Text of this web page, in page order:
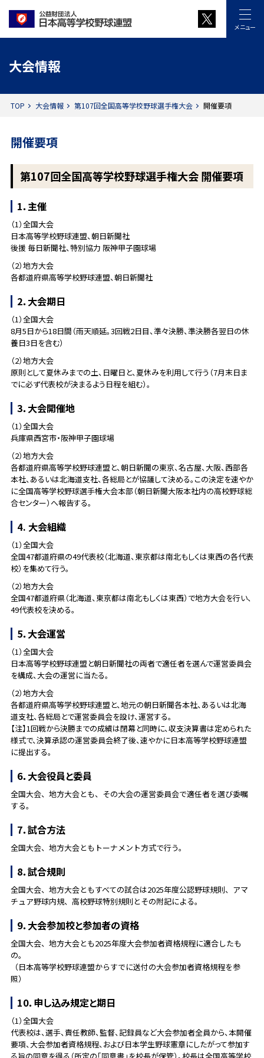
メニュー
大会情報
TOP 大会情報 第107回全国高等学校野球選手権大会 開催要項
開催要項
第107回全国高等学校野球選手権大会 開催要項
1．主催
（1）全国大会
日本高等学校野球連盟、朝日新聞社
後援 毎日新聞社、特別協力 阪神甲子園球場
（2）地方大会
各都道府県高等学校野球連盟、朝日新聞社
2．大会期日
（1）全国大会
8月5日から18日間（雨天順延。3回戦2日目、準々決勝、準決勝各翌日の休
養日3日を含む）
（2）地方大会
原則として夏休みまでの土、日曜日と、夏休みを利用して行う（7月末日ま
でに必ず代表校が決まるよう日程を組む）。
3．大会開催地
（1）全国大会
兵庫県西宮市・阪神甲子園球場
（2）地方大会
各都道府県高等学校野球連盟と、朝日新聞の東京、名古屋、大阪、西部各
本社、あるいは北海道支社、各総局とが協議して決める。この決定を速やか
に全国高等学校野球選手権大会本部（朝日新聞大阪本社内の高校野球総
合センター）へ報告する。
4. 大会組織
（1）全国大会
全国47都道府県の49代表校（北海道、東京都は南北もしくは東西の各代表
校）を集めて行う。
（2）地方大会
全国47都道府県（北海道、東京都は南北もしくは東西）で地方大会を行い、
49代表校を決める。
5．大会運営
（1）全国大会
日本高等学校野球連盟と朝日新聞社の両者で適任者を選んで運営委員会
を構成、大会の運営に当たる。
（2）地方大会
各都道府県高等学校野球連盟と、地元の朝日新聞各本社、あるいは北海
道支社、各総局とで運営委員会を設け、運営する。
【注】1回戦から決勝までの成績は閉幕と同時に、収支決算書は定められた
様式で、決算承認の運営委員会終了後、速やかに日本高等学校野球連盟
に提出する。
6．大会役員と委員
全国大会、地方大会とも、その大会の運営委員会で適任者を選び委嘱
する。
7．試合方法
全国大会、地方大会ともトーナメント方式で行う。
8．試合規則
全国大会、地方大会ともすべての試合は2025年度公認野球規則、アマ
チュア野球内規、高校野球特別規則とその附記による。
9．大会参加校と参加者の資格
全国大会、地方大会とも2025年度大会参加者資格規程に適合したも
の。
（日本高等学校野球連盟からすでに送付の大会参加者資格規程を参
照）
10．申し込み規定と期日
（1）全国大会
代表校は、選手、責任教師、監督、記録員など大会参加者全員から、本開催
要項、大会参加者資格規程、および日本学生野球憲章にしたがって参加す